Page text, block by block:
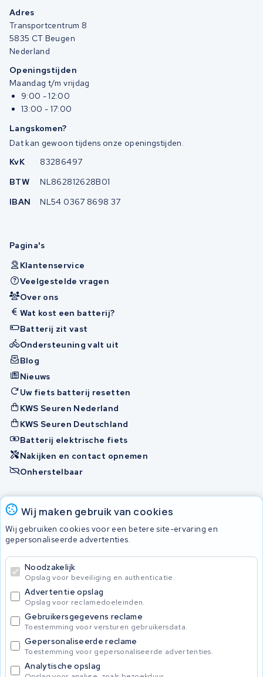
Wij maken gebruik van cookies
Wij gebruiken cookies voor een betere site-ervaring en
gepersonaliseerde advertenties.
Noodzakelijk
Opslag voor beveiliging en authenticatie.
Advertentie opslag
Opslag voor reclamedoeleinden.
Gebruikersgegevens reclame
Toestemming voor versturen gebruikersdata.
Gepersonaliseerde reclame
Toestemming voor gepersonaliseerde advertenties.
Analytische opslag
Adres
Transportcentrum 8
5835 CT Beugen
Nederland
Openingstijden
Maandag t/m vrijdag
9:00 - 12:00
13:00 - 17:00
Langskomen?
Dat kan gewoon tijdens onze openingstijden.
KvK
83286497
BTW
NL862812628B01
IBAN
NL54 0367 8698 37
Pagina's
Klantenservice
Veelgestelde vragen
Over ons
Wat kost een batterij?
Batterij zit vast
Ondersteuning valt uit
Blog
Nieuws
Uw fiets batterij resetten
KWS Seuren Nederland
KWS Seuren Deutschland
Batterij elektrische fiets
Nakijken en contact opnemen
Onherstelbaar
Accu's
Privacy Policy